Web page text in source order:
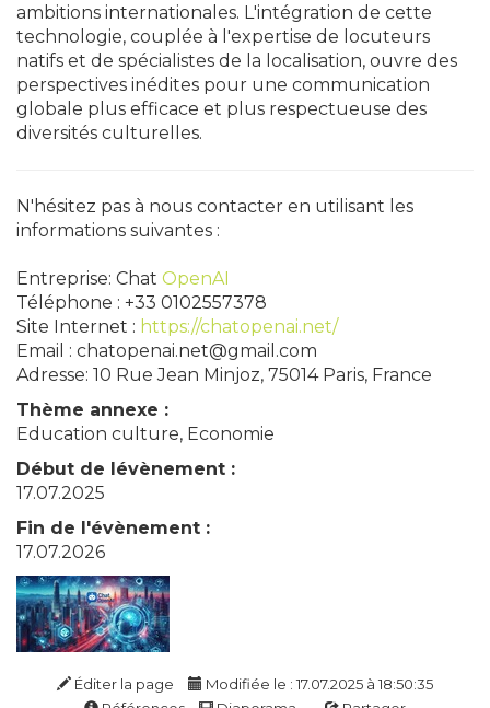
ambitions internationales. L'intégration de cette
technologie, couplée à l'expertise de locuteurs
natifs et de spécialistes de la localisation, ouvre des
perspectives inédites pour une communication
globale plus efficace et plus respectueuse des
diversités culturelles.
N'hésitez pas à nous contacter en utilisant les
informations suivantes :
Entreprise: Chat OpenAI
Téléphone : +33 0102557378
Site Internet : https://chatopenai.net/
Email : chatopenai.net@gmail.com
Adresse: 10 Rue Jean Minjoz, 75014 Paris, France
Thème annexe :
Education culture, Economie
Début de lévènement :
17.07.2025
Fin de l'évènement :
17.07.2026
Éditer la page
Modifiée le : 17.07.2025 à 18:50:35